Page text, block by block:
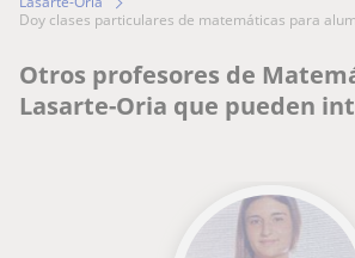
doy clases particulares de matemáticas para
Otros profesores de
Lasarte-Oria que pueden